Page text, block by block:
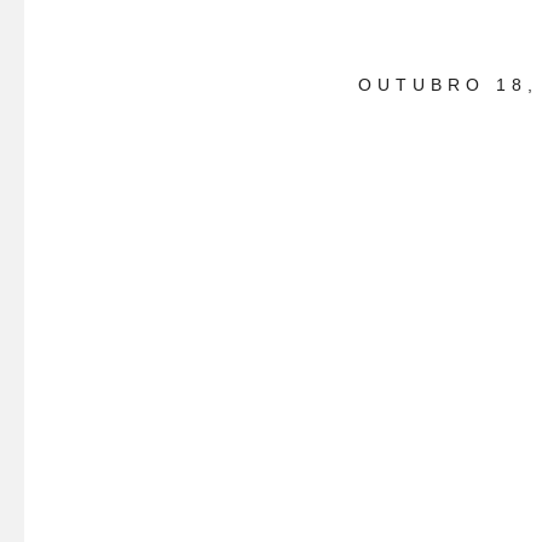
OUTUBRO